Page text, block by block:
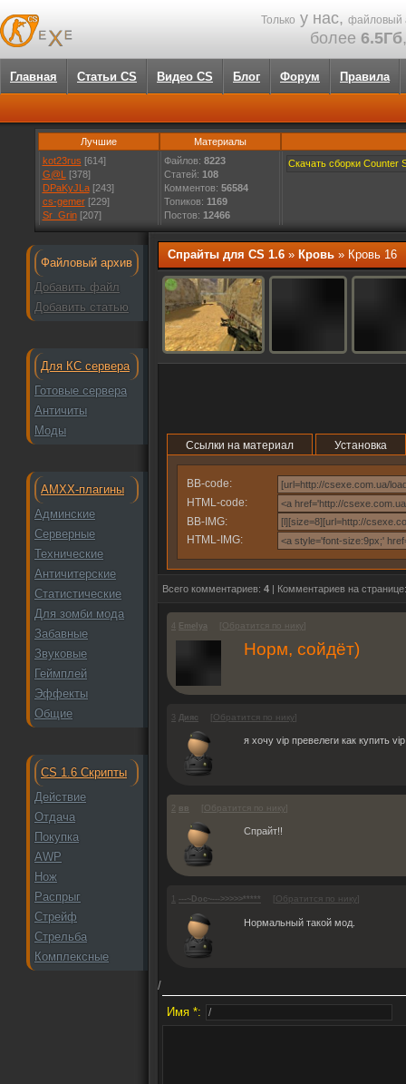
Только у нас, файловый
более 6.5Гб
Главная Статьи CS Видео CS Блог Форум Правила
Лучшие
kot23rus [614]
G@L
[378]
DPaKyJLa[243]
cs-gemer[229]
Sr_Grin[207]
Материалы
Файлов: 8223
Статей: 108
Комментов: 56584
Топиков: 1169
Постов: 12466
Скачать сборки Counter
Файловый архив
Добавить файл
Добавить статью
Для КС сервера
Готовые сервера
Античиты
Моды
AMXX-плагины
Админские
Серверные
Технические
Античитерские
Статистические
Для зомби мода
Забавные
Звуковые
Геймплей
Эффекты
Общие
CS 1.6 Скрипты
Действие
Отдача
Покупка
AWP
Нож
Распрыг
Стрейф
Стрельба
Комплексные
Спрайты для CS 1.6 » Кровь » Кровь 16
Ссылки на материал Установка
BB-code:
HTML-code:
BB-IMG:
HTML-IMG:
Всего комментариев: 4 | Комментариев на
Emelya [Обратится по нику ]
Норм, сойдёт)
Дияc [Обратится по нику]
я хочу vip превелеги как купить vip
вв [Обратится по нику ]
Спрайт!!
---~Doc~--->>>>>***** Обратится по нику
Нормальный такой мод.
/
Имя *: